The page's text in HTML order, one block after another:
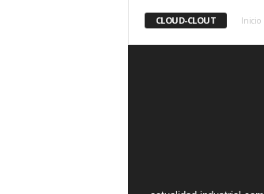
CLOUD-CLOUT Inicio